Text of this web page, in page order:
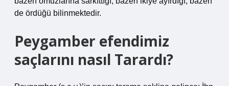
de ördüğü bilinmektedir.
Peygamber efendimiz
saçlarını nasıl Tarardı?